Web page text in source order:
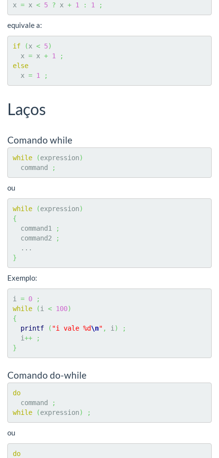
x = x < 5 ? x + 1 : 1 ;
equivale a:
if (x < 5)
  x
= x + 1
;
else
  x
= 1 ;
Laços
Comando while
while (expression)
  command
;
ou
while (expression)
{
  command1
;
  command2
;
}
Exemplo:
i = 0
;
while
(i < 100)
{
printf
( "i vale %d\n" , i )
;
  i
++
;
}
Comando do-while
do
  command
;
while
(expression) ;
ou
do